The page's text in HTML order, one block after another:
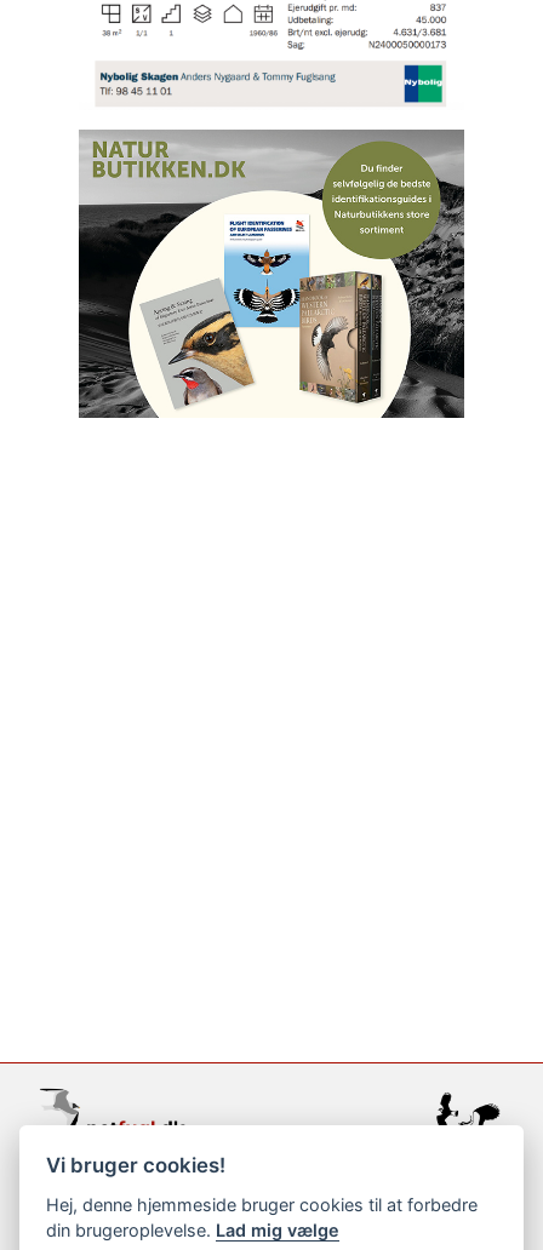
support@netfugl.dk
copyright © 2002-2023
Vi bruger cookies!
Hej, denne hjemmeside bruger cookies til at forbedre
din brugeroplevelse. Lad mig vælge